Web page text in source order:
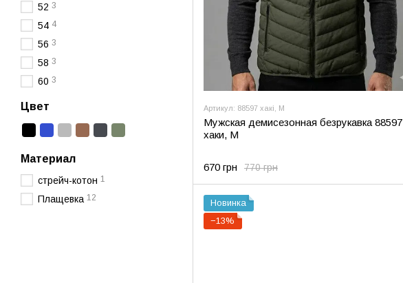
Артикул: 88597 хакі, M
Мужская демисезонная безрукавка 88597
хаки, M
770 грн
670 грн
Новинка
−13%
52 3
54 4
56 3
58 3
60 3
Цвет
Материал
стрейч-котон 1
Плащевка 12